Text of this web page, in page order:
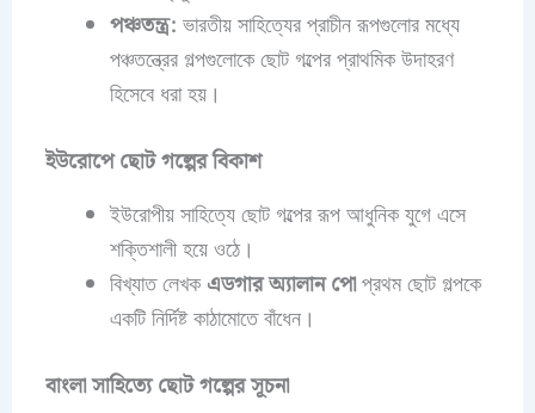
পঞ্চতন্ত্র: ভারতীয় সাহিত্যের প্রাচীন রূপগুলোর মধ্যে
পঞ্চতন্ত্রের গল্পগুলোকে ছোট গল্পের প্রাথমিক উদাহরণ
হিসেবে ধরা হয়।
ইউরোপে ছোট গল্পের বিকাশ
ইউরোপীয় সাহিত্যে ছোট গল্পের রূপ আধুনিক যুগে এসে
শক্তিশালী হয়ে ওঠে।
বিখ্যাত লেখকএডগার অ্যালান পোপ্রথম ছোট গল্পকে
একটি নির্দিষ্ট কাঠামোতে বাঁধেন।
বাংলা সাহিত্যে ছোট গল্পের সূচনা